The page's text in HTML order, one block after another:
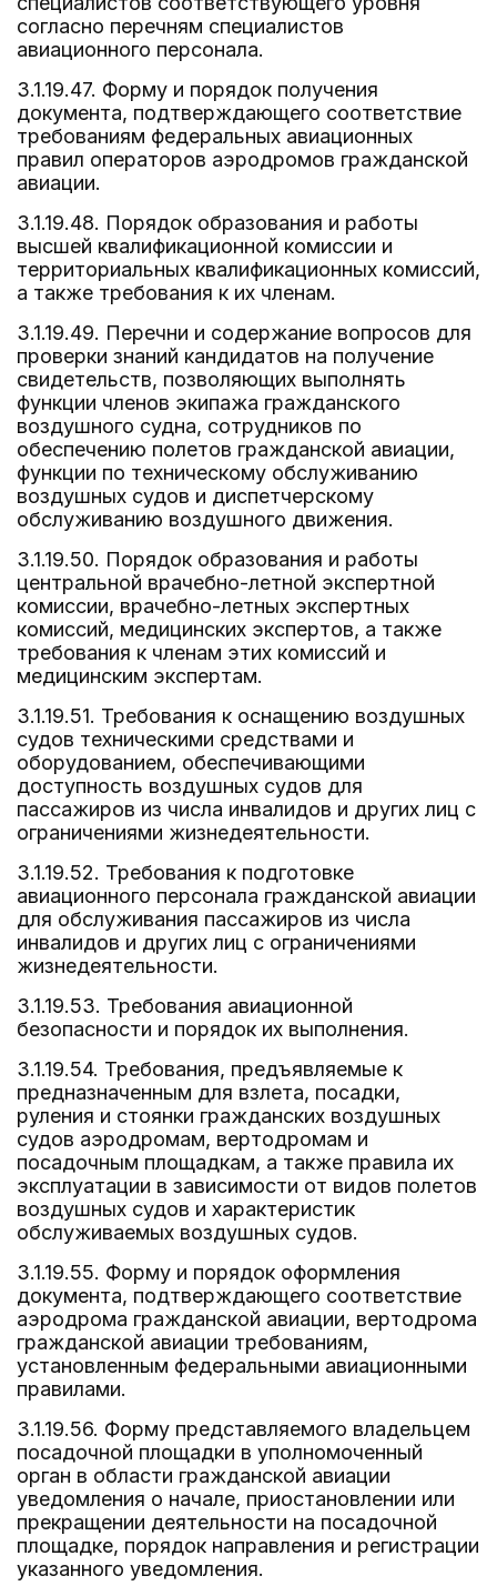
согласно перечням специалистов
авиационного персонала.
3.1.19.47. Форму и порядок получения
документа, подтверждающего соответствие
требованиям федеральных авиационных
правил операторов аэродромов гражданской
авиации.
3.1.19.48. Порядок образования и работы
высшей квалификационной комиссии и
территориальных квалификационных комиссий,
а также требования к их членам.
3.1.19.49. Перечни и содержание вопросов для
проверки знаний кандидатов на получение
свидетельств, позволяющих выполнять
функции членов экипажа гражданского
воздушного судна, сотрудников по
обеспечению полетов гражданской авиации,
функции по техническому обслуживанию
воздушных судов и диспетчерскому
обслуживанию воздушного движения.
3.1.19.50. Порядок образования и работы
центральной врачебно-летной экспертной
комиссии, врачебно-летных экспертных
комиссий, медицинских экспертов, а также
требования к членам этих комиссий и
медицинским экспертам.
3.1.19.51. Требования к оснащению воздушных
судов техническими средствами и
оборудованием, обеспечивающими
доступность воздушных судов для
пассажиров из числа инвалидов и других лиц с
ограничениями жизнедеятельности.
3.1.19.52. Требования к подготовке
авиационного персонала гражданской авиации
для обслуживания пассажиров из числа
инвалидов и других лиц с ограничениями
жизнедеятельности.
3.1.19.53. Требования авиационной
безопасности и порядок их выполнения.
3.1.19.54. Требования, предъявляемые к
предназначенным для взлета, посадки,
руления и стоянки гражданских воздушных
судов аэродромам, вертодромам и
посадочным площадкам, а также правила их
эксплуатации в зависимости от видов полетов
воздушных судов и характеристик
обслуживаемых воздушных судов.
3.1.19.55. Форму и порядок оформления
документа, подтверждающего соответствие
аэродрома гражданской авиации, вертодрома
гражданской авиации требованиям,
установленным федеральными авиационными
правилами.
3.1.19.56. Форму представляемого владельцем
посадочной площадки в уполномоченный
орган в области гражданской авиации
уведомления о начале, приостановлении или
прекращении деятельности на посадочной
площадке, порядок направления и регистрации
указанного уведомления.